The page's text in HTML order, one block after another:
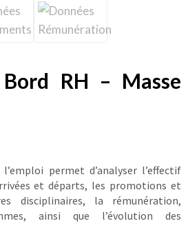
RH – Masse
permet d’analyser l’effectif
et départs, les promotions et
disciplinaires, la rémunération,
ainsi que l’évolution des